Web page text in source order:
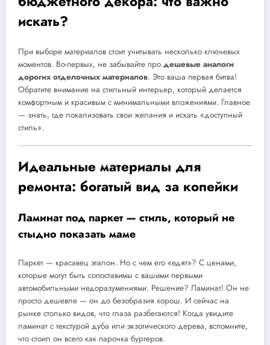
искать?
При выборе материалов стоит учитывать несколько ключевых
моментов. Во-первых, не забывайте про дешевые аналоги
дорогих отделочных материалов. Это ваша первая битва!
Обратите внимание на стильный интерьер, который делается
комфортным и красивым с минимальными вложениями. Главное
— знать, где локализовать свои желания и искать «доступный
стиль».
Идеальные материалы для
ремонта: богатый вид за копейки
Ламинат под паркет — стиль, который не
стыдно показать маме
Паркет — красавец эталон. Но с чем его «едят»? С ценами,
которые могут быть сопоставимы с вашими первыми
автомобильными недоразумениями. Решение? Ламинат! Он не
просто дешевле — он до безобразия хорош. И сейчас на
рынке столько видов, что глаза разбегаются! Когда увидите
ламинат с текстурой дуба или экзотического дерева, вспомните,
что стоил он всего как парочка бургеров.